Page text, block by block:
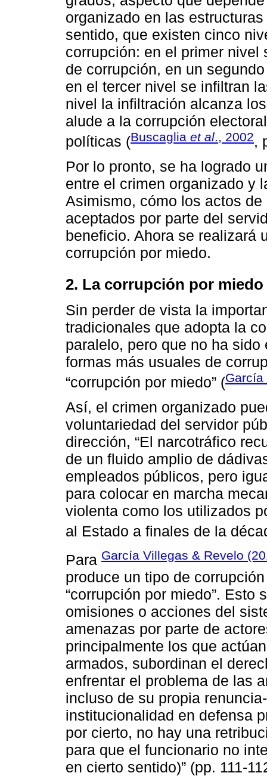
organizado en las
sentido, que existen cinco
corrupción: en el primer
de corrupción, en un
en el tercer nivel se infiltran
nivel la infiltración alcanza
alude a la corrupción
políticas (Buscaglia et al., 2002,
Por lo pronto, se ha logrado
entre el crimen organizado y
Asimismo, cómo los actos
aceptados por parte del
beneficio. Ahora se realizará
corrupción por miedo.
2. La corrupción por miedo
Sin perder de vista la
tradicionales que adopta la
paralelo, pero que no ha
formas más usuales de
“corrupción por miedo” (García
Así, el crimen organizado
voluntariedad del servidor
dirección, “El narcotráfico
de un fluido amplio de
empleados públicos, pero
para colocar en marcha
violenta como los utilizados
al Estado a finales de la
Para García Villegas & Revelo
produce un tipo de
“corrupción por miedo”.
omisiones o acciones del
amenazas por parte de
principalmente los que
armados, subordinan el
enfrentar el problema de las
incluso de su propia
institucionalidad en defensa
por cierto, no hay una
para que el funcionario no
en cierto sentido)” (pp. 111-